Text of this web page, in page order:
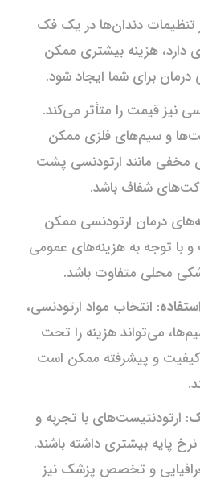
تنظیمات دندان‌ها در یک فک
دارد، هزینه بیشتری ممکن
برای شما ایجاد شود.
نیز قیمت را متأثر می‌کند.
و سیم‌های فلزی ممکن
مخفی مانند ارتودنسی پشت
شفاف باشد.
درمان ارتودنسی ممکن
با توجه به هزینه‌های عمومی
محلی متفاوت باشد.
: انتخاب مواد ارتودنسی،
می‌تواند هزینه را تحت
کیفیت و پیشرفته ممکن است
: ارتودنتیست‌های با تجربه و
پایه بیشتری داشته باشند.
و تخصص پزشک نیز